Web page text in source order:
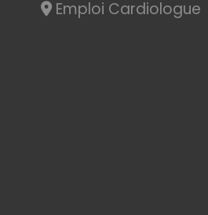
Emploi Cardiologue